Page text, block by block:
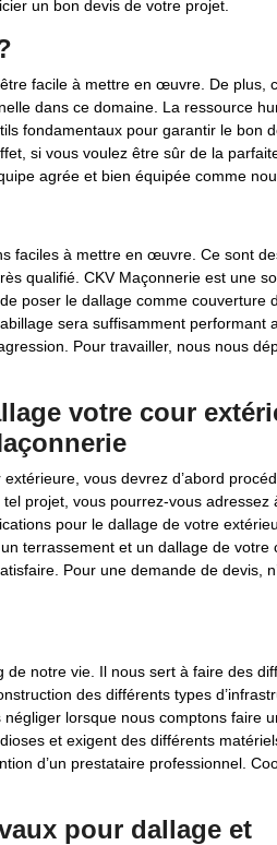
un bon devis de votre projet.
facile à mettre en œuvre. De plus,
dans ce domaine. La ressource
fondamentaux pour garantir le bon
si vous voulez être sûr de la
agrée et bien équipée comme
faciles à mettre en œuvre. Ce sont
qualifié. CKV Maçonnerie est une
poser le dallage comme couverture
sera suffisamment performant
Pour travailler, nous nous
votre cour
vous devrez d’abord
projet, vous pourrez-vous adressez
pour le dallage de votre
terrassement et un dallage de votre
Pour une demande de devis,
notre vie. Il nous sert à faire des
des différents types
lorsque nous comptons faire
et exigent des différents
d’un prestataire professionnel.
pour dallage et